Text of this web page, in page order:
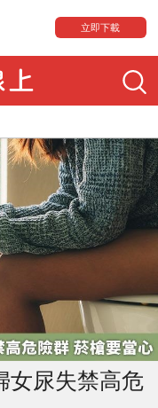
立即下載
女尿失禁高危